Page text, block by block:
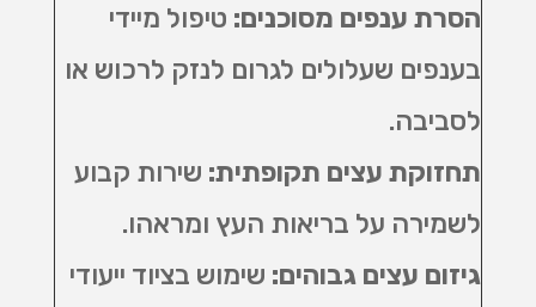
הסרת ענפים מסוכנים: טיפול מיידי
בענפים שעלולים לגרום לנזק לרכוש או
לסביבה.
תחזוקת עצים תקופתית: שירות קבוע
לשמירה על בריאות העץ ומראהו.
גיזום עצים גבוהים: שימוש בציוד ייעודי